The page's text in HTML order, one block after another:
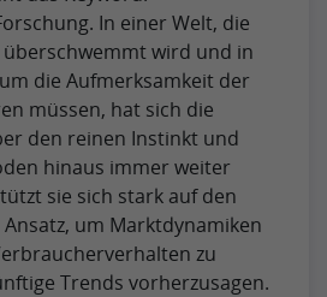
In einer Welt, die
wird und in
die Aufmerksamkeit der
müssen, hat sich die
den reinen Instinkt und
hinaus immer weiter
sie sich stark auf den
um Marktdynamiken
zu
Trends vorherzusagen.